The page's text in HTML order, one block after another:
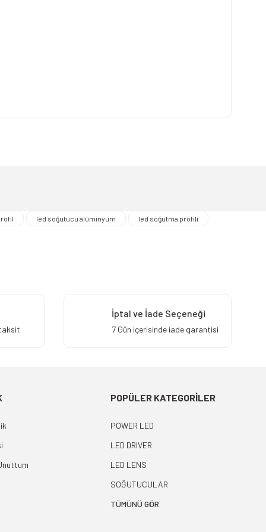
led soğutucu alüminyum led soğutma profili
İptal ve İade Seçeneği
7 Gün içerisinde iade garantisi
POPÜLER KATEGORİLER
POWER LED
LED DRIVER
LED LENS
SOĞUTUCULAR
TÜMÜNÜ GÖR